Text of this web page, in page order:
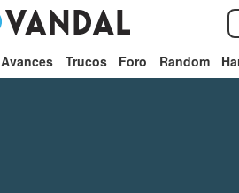
Avances Trucos Foro Random